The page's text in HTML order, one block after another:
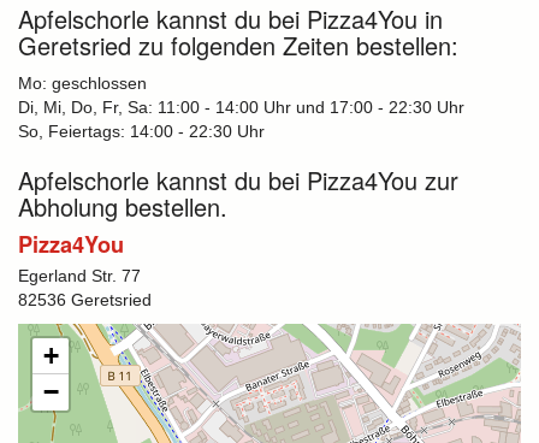
Apfelschorle kannst du bei Pizza4You in
Geretsried zu folgenden Zeiten bestellen:
Mo: geschlossen
Di, Mi, Do, Fr, Sa: 11:00 - 14:00 Uhr und 17:00 - 22:30 Uhr
So, Feiertags: 14:00 - 22:30 Uhr
Apfelschorle kannst du bei Pizza4You zur
Abholung bestellen.
Pizza4You
Egerland Str. 77
82536 Geretsried
+
−